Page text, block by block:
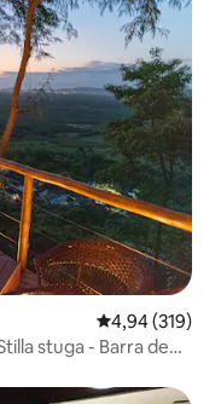
4,94 av 5 i
4,94 (319)
stuga - Barra de